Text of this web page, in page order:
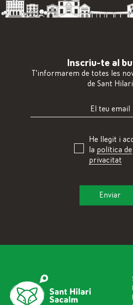
Inscriu-te al
T'informarem de totes les
de Sant Hilari
He llegit i
la política de
privacitat